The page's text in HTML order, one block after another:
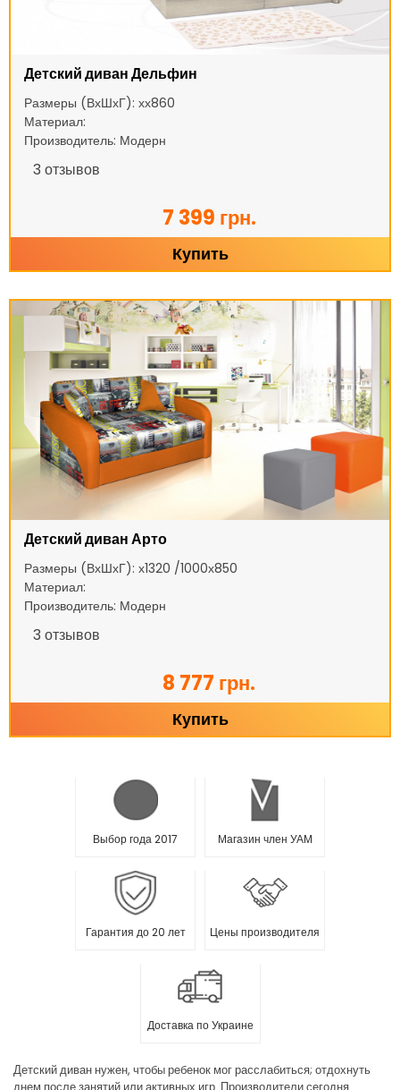
Детский диван Дельфин
Размеры (ВхШхГ): хх860
Материал:
Производитель: Модерн
3 отзывов
7 399 грн.
Купить
Детский диван Арто
Размеры (ВхШхГ): х1320 /1000х850
Материал:
Производитель: Модерн
3 отзывов
8 777 грн.
Купить
Выбор года 2017 Магазин член УАМ
Гарантия до 20 лет Цены производителя
Доставка по Украине
Детский диван нужен, чтобы ребенок мог расслабиться; отдохнуть